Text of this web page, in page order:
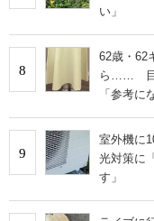
い」
8
62歳・62
ら…… 目
「参考に
9
室外機に
光対策に
す」